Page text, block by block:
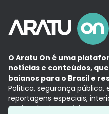
O Aratu On é uma
notícias e conteúdos,
baianos para o Brasil e
Política, segurança pública,
reportagens especiais,
Aqui, tudo vira notícia e a